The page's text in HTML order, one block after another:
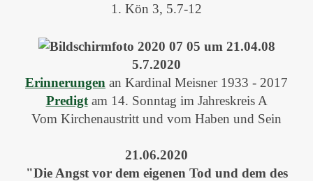
1. Kön 3, 5.7-12
5.7.2020
Erinnerungen an Kardinal Meisner 1933 - 2017
Predigtam 14. Sonntag im Jahreskreis A
Vom Kirchenaustritt und vom Haben und Sein
21.06.2020
"Die Angst vor dem eigenen Tod und dem des